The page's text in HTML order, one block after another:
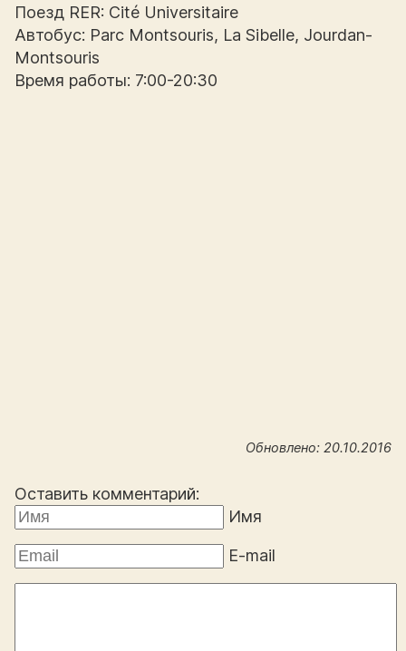
Поезд RER: Cité Universitaire
Автобус: Parc Montsouris, La Sibelle, Jourdan-
Montsouris
Время работы: 7:00-20:30
Обновлено: 20.10.2016
Оставить комментарий:
Имя
E-mail